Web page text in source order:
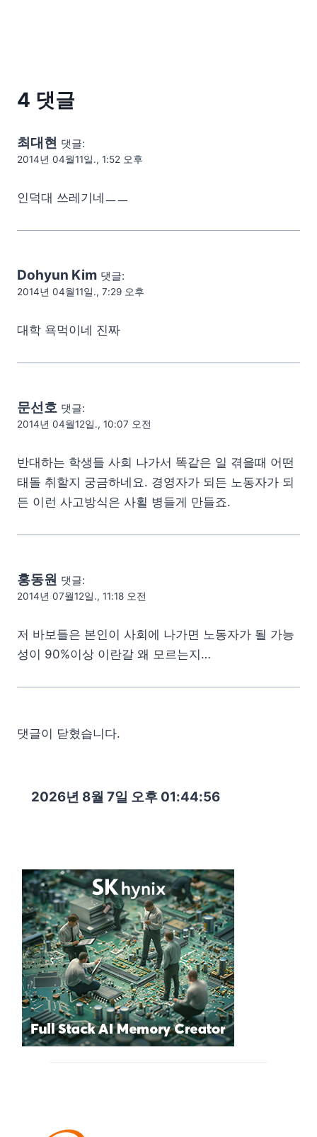
4 댓글
최대현 댓글:
2014년 04월11일., 1:52 오후
인덕대 쓰레기네ㅡㅡ
Dohyun Kim 댓글:
2014년 04월11일., 7:29 오후
대학 욕먹이네 진짜
문선호 댓글:
2014년 04월12일., 10:07 오전
반대하는 학생들 사회 나가서 똑같은 일 겪을때 어떤
태돌 취할지 궁금하네요. 경영자가 되든 노동자가 되
든 이런 사고방식은 사횔 병들게 만들죠.
홍동원 댓글:
2014년 07월12일., 11:18 오전
저 바보들은 본인이 사회에 나가면 노동자가 될 가능
성이 90%이상 이란갈 왜 모르는지…
댓글이 닫혔습니다.
2026년 8월 7일 오후 01:44:57